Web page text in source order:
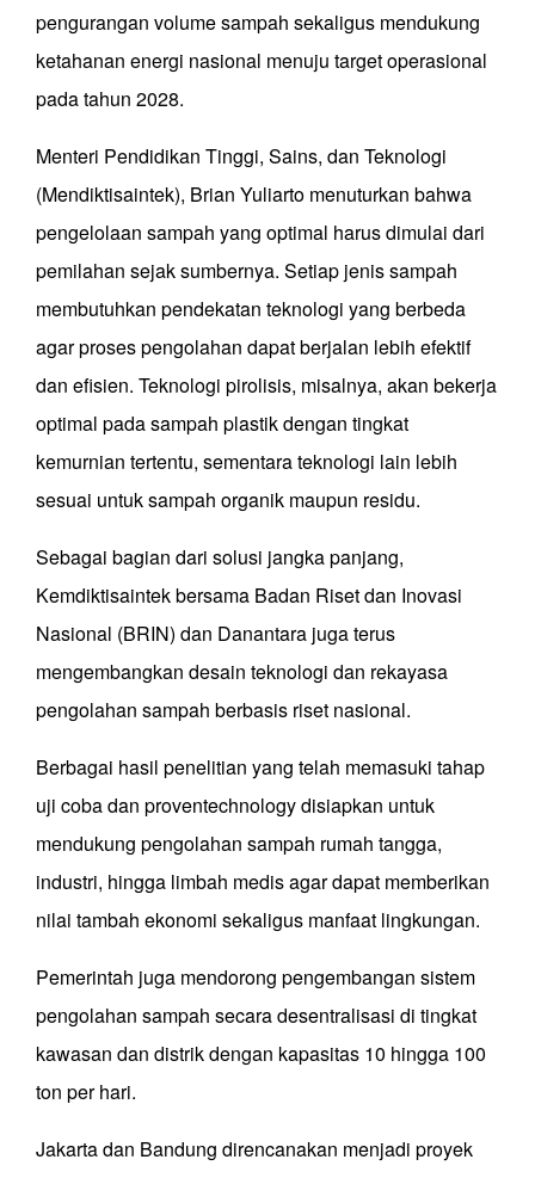
pengurangan volume sampah sekaligus mendukung
ketahanan energi nasional menuju target operasional
pada tahun 2028.
Menteri Pendidikan Tinggi, Sains, dan Teknologi
(Mendiktisaintek), Brian Yuliarto menuturkan bahwa
pengelolaan sampah yang optimal harus dimulai dari
pemilahan sejak sumbernya. Setiap jenis sampah
membutuhkan pendekatan teknologi yang berbeda
agar proses pengolahan dapat berjalan lebih efektif
dan efisien. Teknologi pirolisis, misalnya, akan bekerja
optimal pada sampah plastik dengan tingkat
kemurnian tertentu, sementara teknologi lain lebih
sesuai untuk sampah organik maupun residu.
Sebagai bagian dari solusi jangka panjang,
Kemdiktisaintek bersama Badan Riset dan Inovasi
Nasional (BRIN) dan Danantara juga terus
mengembangkan desain teknologi dan rekayasa
pengolahan sampah berbasis riset nasional.
Berbagai hasil penelitian yang telah memasuki tahap
uji coba dan proventechnology disiapkan untuk
mendukung pengolahan sampah rumah tangga,
industri, hingga limbah medis agar dapat memberikan
nilai tambah ekonomi sekaligus manfaat lingkungan.
Pemerintah juga mendorong pengembangan sistem
pengolahan sampah secara desentralisasi di tingkat
kawasan dan distrik dengan kapasitas 10 hingga 100
ton per hari.
Jakarta dan Bandung direncanakan menjadi proyek